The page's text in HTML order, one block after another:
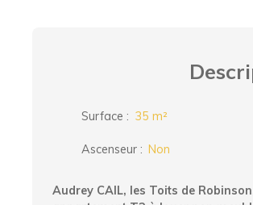
Surface : 35 m²
Ascenseur : Non
Audrey CAIL, les Toits de